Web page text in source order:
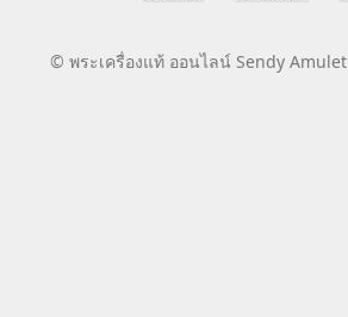
© พระเครื่องแท้ ออนไลน์ Sendy Amulet